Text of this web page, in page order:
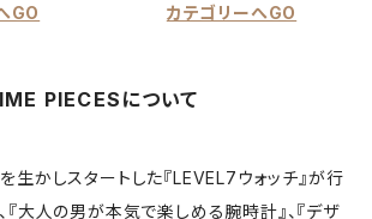
GO
カテゴリーへGO
PIECESについて
生かしスタートした『LEVEL7ウォッチ』が行
『大人の男が本気で楽しめる腕時計』、『デザ